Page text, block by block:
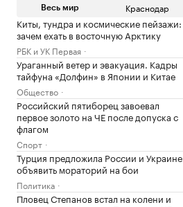
Весь мир Краснодар
Киты, тундра и космические пейзажи:
зачем ехать в восточную Арктику
РБК и УК Первая
Ураганный ветер и эвакуация. Кадры
тайфуна «Долфин» в Японии и Китае
Общество
Российский пятиборец завоевал
первое золото на ЧЕ после допуска с
флагом
Спорт
Турция предложила России и Украине
объявить мораторий на бои
Политика
Пловец Степанов встал на колени и